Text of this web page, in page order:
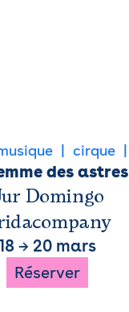
cirque
des astres
Domingo
18 → 20 mars
Réserver